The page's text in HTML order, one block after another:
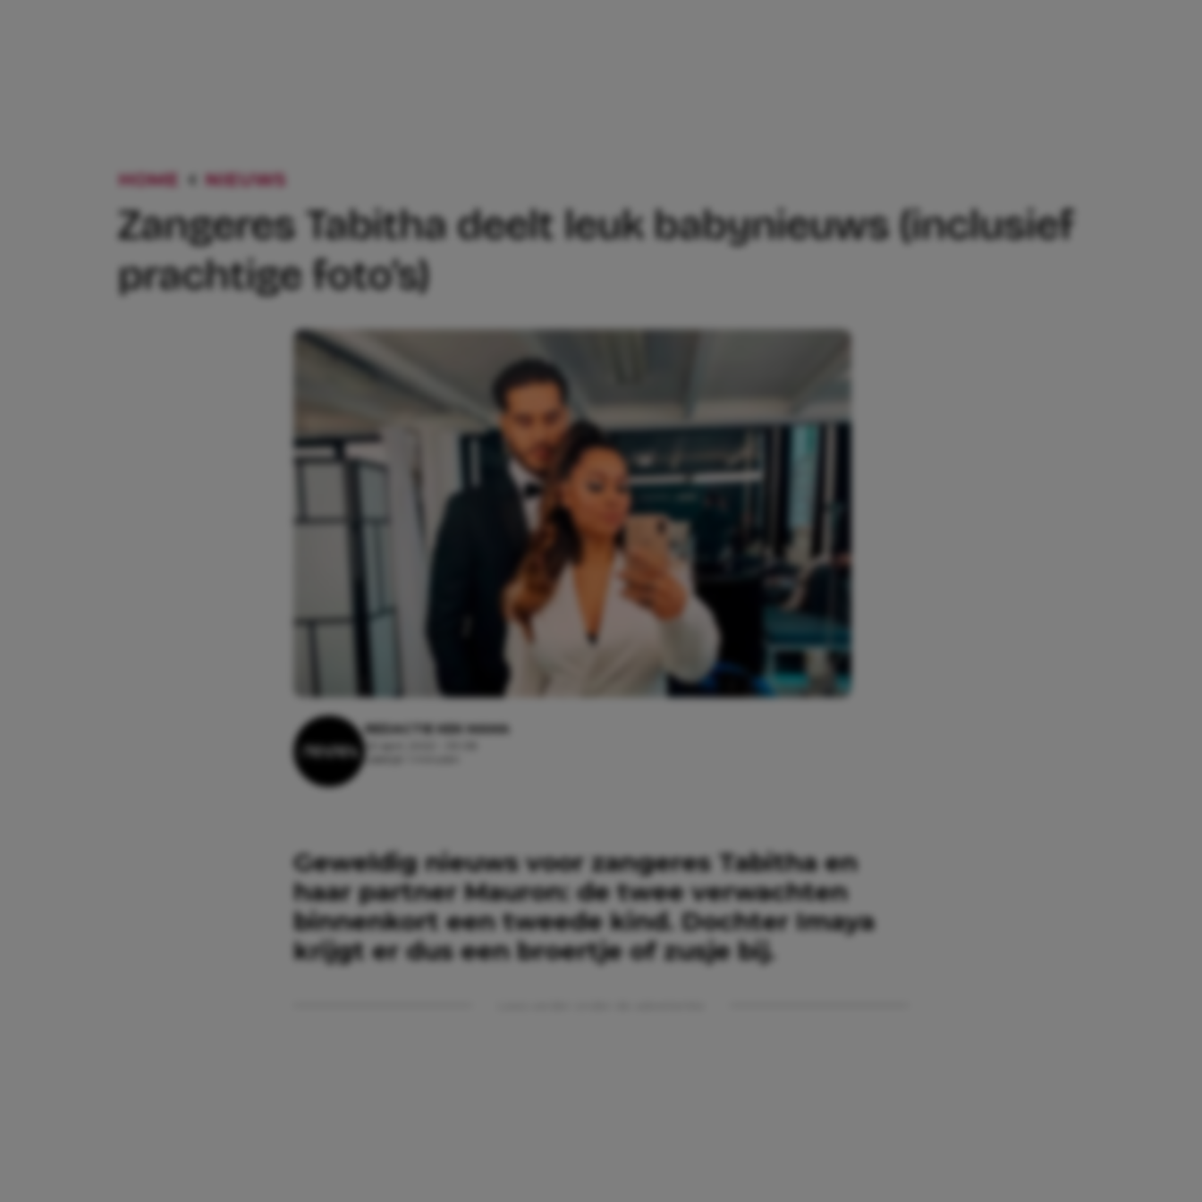
HOME NIEUWS
Zangeres Tabitha deelt leuk babynieuws (inclusief
prachtige foto’s)
REDACTIE KEK MAMA
Geweldig nieuws voor zangeres Tabitha en
haar partner Mauron: de twee verwachten
binnenkort een tweede kind. Dochter Imaya
krijgt er dus een broertje of zusje bij.